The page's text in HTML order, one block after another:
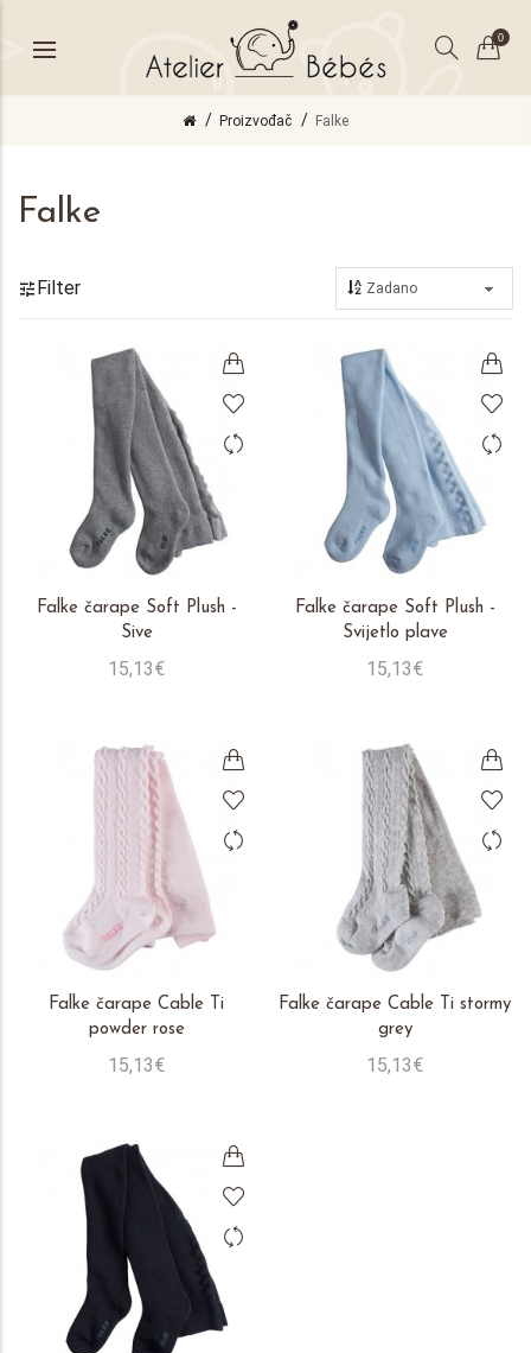
0
Proizvođač Falke
Falke
Filter
Falke čarape Soft Plush -
Sive
15,13€
Falke čarape Soft Plush -
Svijetlo plave
15,13€
Falke čarape Cable Ti
powder rose
15,13€
Falke čarape Cable Ti stormy
grey
15,13€